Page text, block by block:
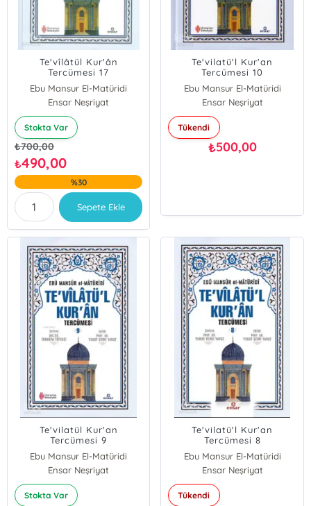
Te'vîlâtül Kur'ân
Tercümesi 17
Ebu Mansur El-Matüridi
Ensar Neşriyat
Stokta Var
₺700,00
₺490,00
%30
Sepete Ekle
Te'vilatü'l Kur'an
Tercümesi 10
Ebu Mansur El-Matüridi
Ensar Neşriyat
Tükendi
₺500,00
Te'vilatül Kur'an
Tercümesi 9
Ebu Mansur El-Matüridi
Ensar Neşriyat
Stokta Var
Te'vilatü'l Kur'an
Tercümesi 8
Ebu Mansur El-Matüridi
Ensar Neşriyat
Tükendi